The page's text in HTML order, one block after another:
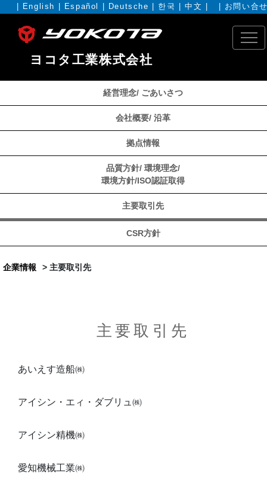
English Español Deutsche 한국 |中文 お問い合
ヨコタ工業株式会社
経営理念/ ごあいさつ
会社概要/ 沿革
拠点情報
品質方針/ 環境理念/
環境方針/ISO認証取得
主要取引先
CSR方針
企業情報 > 主要取引先
主要取引先
あいえす造船㈱
アイシン・エィ・ダブリュ㈱
アイシン精機㈱
愛知機械工業㈱